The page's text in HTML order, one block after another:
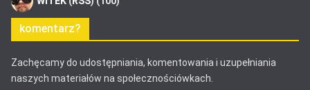
komentarz?
Zachęcamy do udostępniania, komentowania i uzupełniania
naszych materiałów na społecznościówkach.